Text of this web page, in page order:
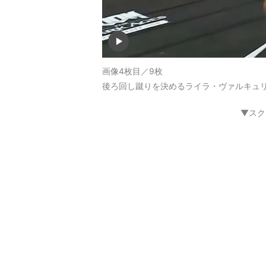
画像4枚目／9枚
後ろ回し蹴りを決めるライラ・ヴァルキュ
▼スク